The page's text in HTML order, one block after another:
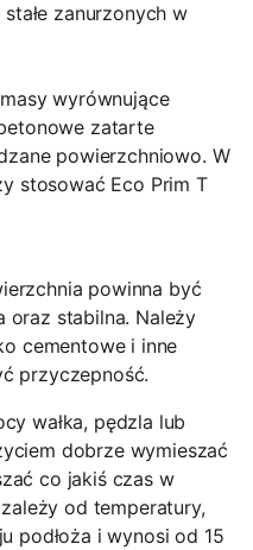
zanurzonych w
wyrównujące
zatarte
powierzchniowo. W
stosować Eco Prim T
powinna być
oraz stabilna. Należy
cementowe i inne
przyczepność.
wałka, pędzla lub
dobrze wymieszać
co jakiś czas w
od temperatury,
podłoża i wynosi od 15